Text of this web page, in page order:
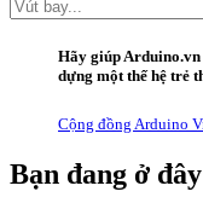
Hãy giúp Arduino.vn
dựng một thế hệ trẻ
Cộng đồng Arduino
Bạn đang ở đây